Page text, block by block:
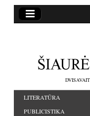
LITERATŪRA
PUBLICISTIKA